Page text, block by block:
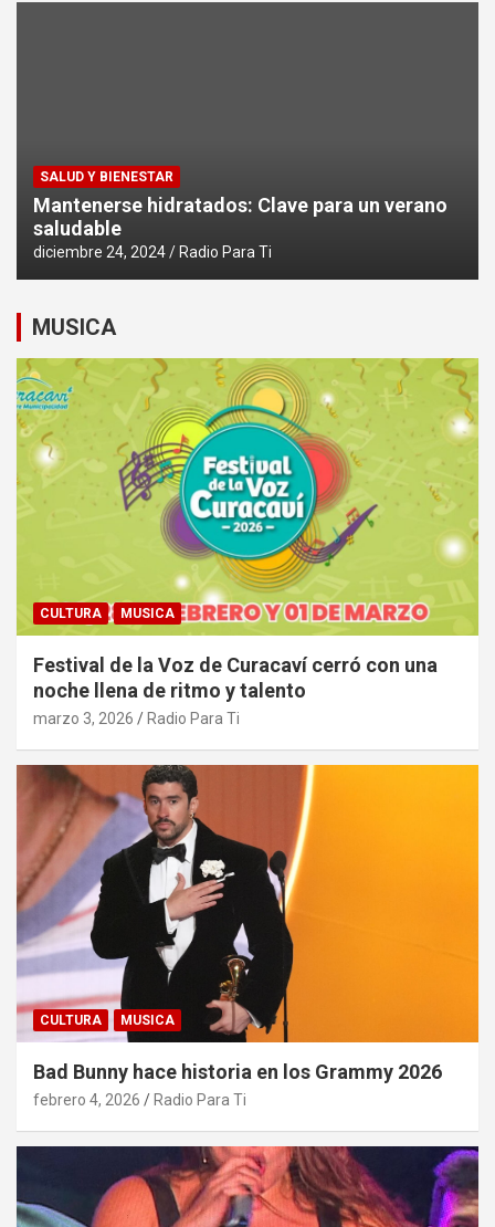
SALUD Y BIENESTAR
Mantenerse hidratados: Clave para un verano
saludable
diciembre 24, 2024 Radio Para Ti
MUSICA
CULTURA MUSICA
Festival de la Voz de Curacaví cerró con una
noche llena de ritmo y talento
marzo 3, 2026 Radio Para Ti
CULTURA MUSICA
Bad Bunny hace historia en los Grammy 2026
febrero 4, 2026 Radio Para Ti